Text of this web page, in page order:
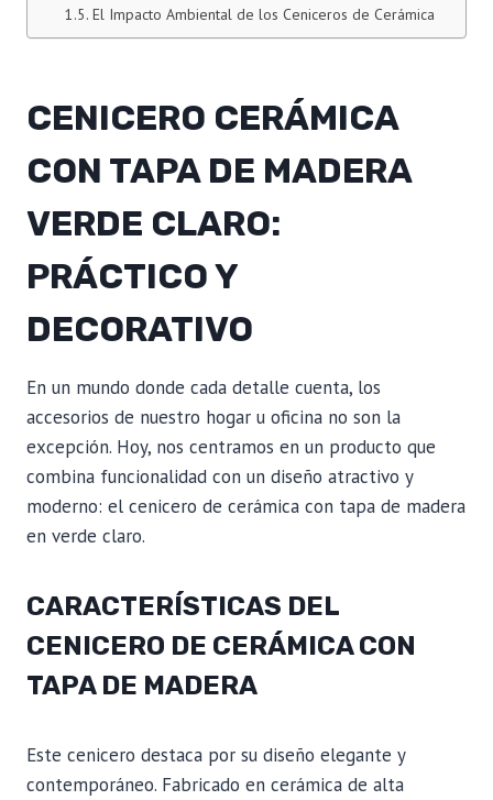
El Impacto Ambiental de los Ceniceros de Cerámica
CENICERO CERÁMICA
CON TAPA DE MADERA
VERDE CLARO:
PRÁCTICO Y
DECORATIVO
En un mundo donde cada detalle cuenta, los
accesorios de nuestro hogar u oficina no son la
excepción. Hoy, nos centramos en un producto que
combina funcionalidad con un diseño atractivo y
moderno: el cenicero de cerámica con tapa de madera
en verde claro.
CARACTERÍSTICAS DEL
CENICERO DE CERÁMICA CON
TAPA DE MADERA
Este cenicero destaca por su diseño elegante y
contemporáneo. Fabricado en cerámica de alta